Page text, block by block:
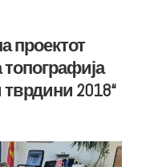
проектот
2018“